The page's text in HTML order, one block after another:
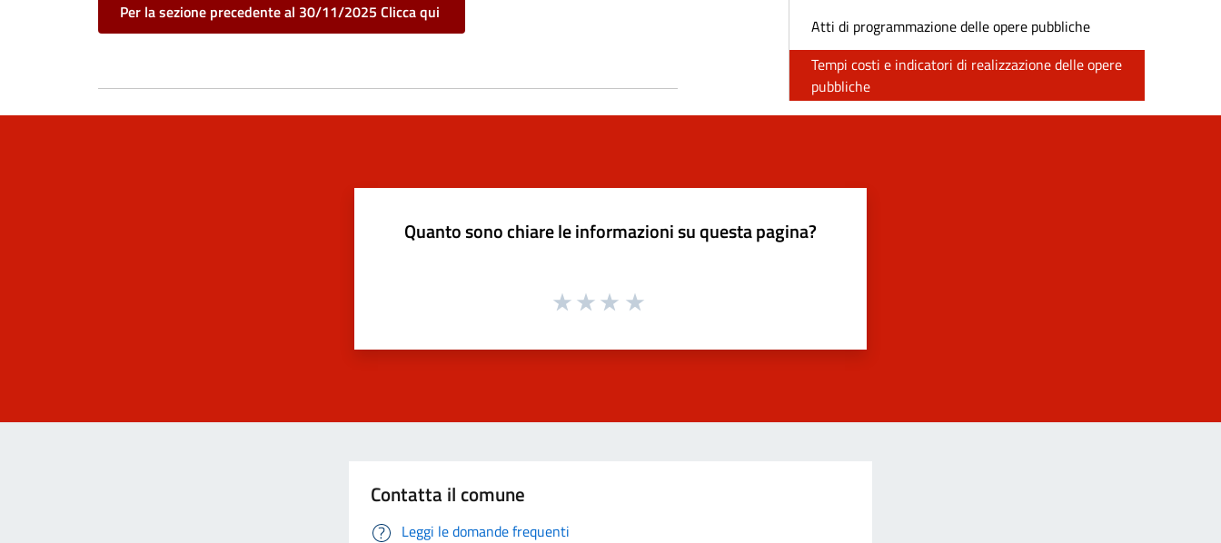
Per la sezione precedente al 30/11/2025 Clicca qui
Atti di programmazione delle opere pubbliche
Tempi costi e indicatori di realizzazione delle opere
pubbliche
Quanto sono chiare le informazioni su questa pagina?
Contatta il comune
Leggi le domande frequenti